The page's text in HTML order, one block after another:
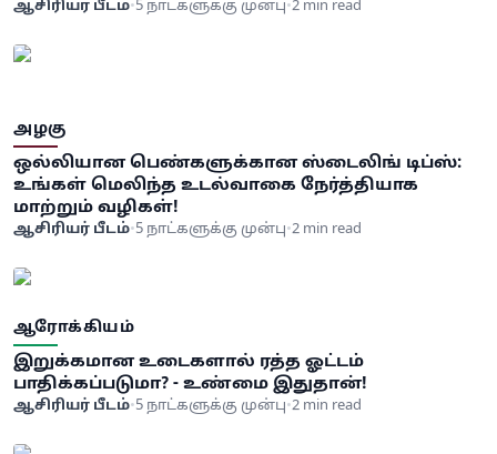
அறிவிப்பு!
ஆசிரியர் பீடம்•5 நாட்களுக்கு முன்பு•2 min read
அழகு
ஒல்லியான பெண்களுக்கான ஸ்டைலிங் டிப்ஸ்:
உங்கள் மெலிந்த உடல்வாகை நேர்த்தியாக
மாற்றும் வழிகள்!
ஆசிரியர் பீடம்•5 நாட்களுக்கு முன்பு•2 min read
ஆரோக்கியம்
இறுக்கமான உடைகளால் ரத்த ஓட்டம்
பாதிக்கப்படுமா? - உண்மை இதுதான்!
ஆசிரியர் பீடம்•5 நாட்களுக்கு முன்பு•2 min read